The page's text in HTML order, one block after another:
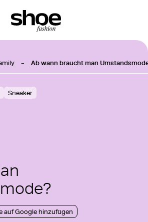
Ab wann braucht man
Sneaker
auf Google hinzufügen